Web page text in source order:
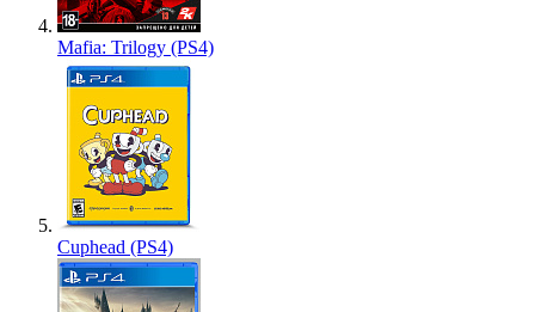
Mafia: Trilogy (PS4)
Cuphead (PS4)